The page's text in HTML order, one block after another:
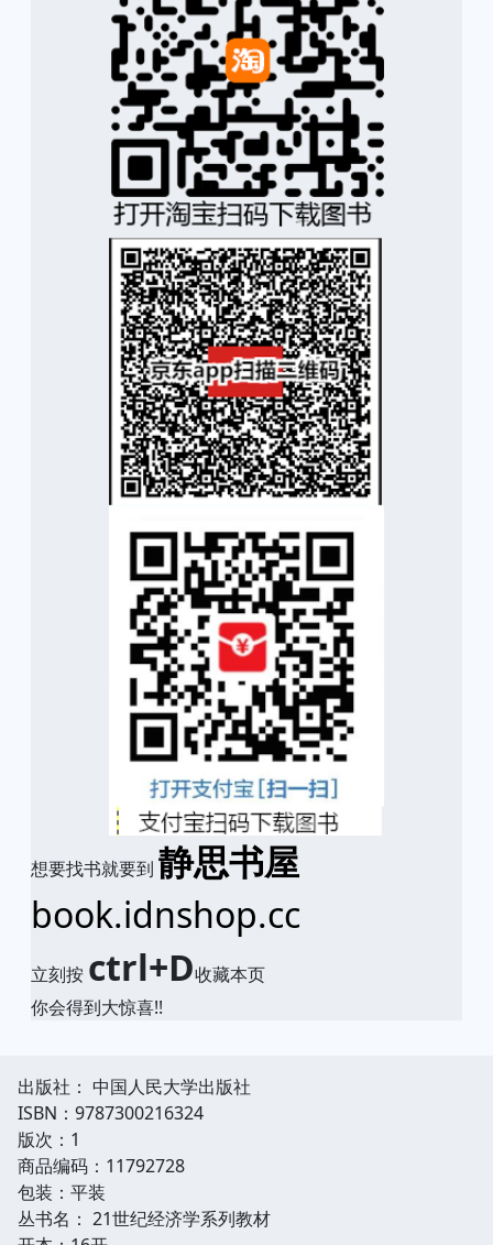
想要找书就要到 静思书屋
book.idnshop.cc
立刻按 ctrl+D收藏本页
你会得到大惊喜!!
出版社： 中国人民大学出版社
ISBN：9787300216324
版次：1
商品编码：11792728
包装：平装
丛书名： 21世纪经济学系列教材